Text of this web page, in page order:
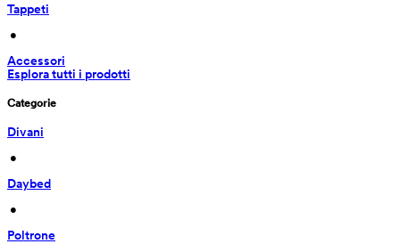
Tappeti
•
Accessori
Esplora tutti i prodotti
Categorie
Divani
•
Daybed
•
Poltrone